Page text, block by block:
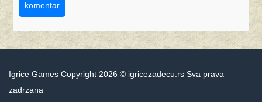
komentar
Igrice Games Copyright 2026 © igricezadecu.rs Sva prava
zadrzana